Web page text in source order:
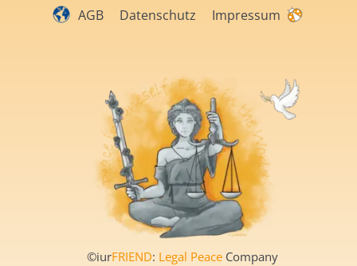
AGB Datenschutz Impressum
©iurFRIEND: Legal Peace Company